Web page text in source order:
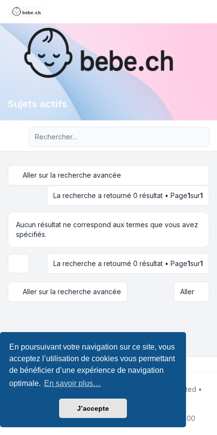
En poursuivant votre navigation sur ce site, vous
acceptez l’utilisation de cookies vous permettant
de bénéficier d’une expérience de navigation
optimale. En savoir plus…
J’accepte
Sujets actifs
Recherche avancée
Aller sur la recherche avancée
La recherche a retourné 0 résultat • Page1sur1
Aucun résultat ne correspond aux termes que vous avez
spécifiés.
Options d’affichage et de tri
La recherche a retourné 0 résultat • Page1sur1
Aller sur la recherche avancée Aller
Développé parphpBB® Forum Software © phpBB Limited •
Leenoz.com
Traduction française officielle©
|Conditions|Fuseau horaire sur UTC+02:00